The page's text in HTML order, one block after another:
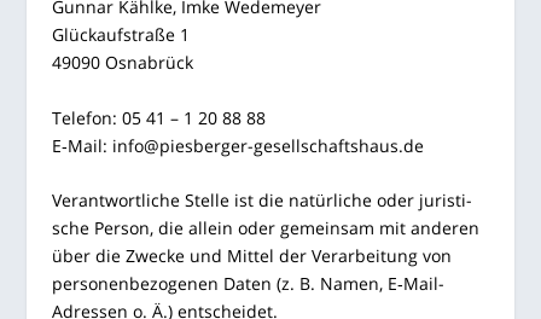
Gun­nar Kähl­ke, Imke Wede­mey­er
Glück­auf­stra­ße 1
49090 Osna­brück
Tele­fon: 05 41 – 1 20 88 88
E‑Mail: info@piesberger-gesellschaftshaus.de
Ver­ant­wort­li­che Stel­le ist die natür­li­che oder juris­ti­
sche Per­son, die allein oder gemein­sam mit ande­ren
über die Zwe­cke und Mit­tel der Ver­ar­bei­tung von
per­so­nen­be­zo­ge­nen Daten (z. B. Namen, E‑Mail-
Adres­sen o. Ä.) entscheidet.